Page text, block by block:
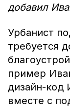
добавил
Урбанист
требуется
пример
дизайн-код
вместе с